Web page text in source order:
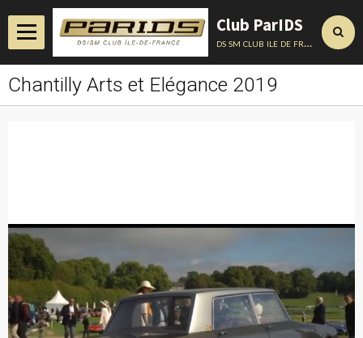
Club ParIDS
ds sm club ile de france
Accueil
Conseils Techniques
Chantilly Arts et Elégance 2019